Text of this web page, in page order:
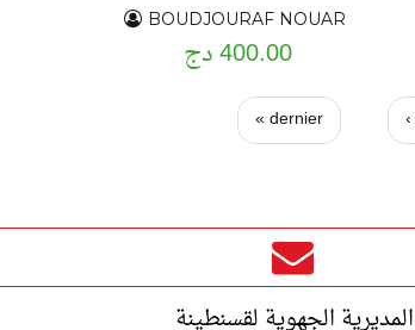
rachis thoraco-lombaire
BOUDJOURAF NOUAR
400.00 دج
dernier »
المديرية الجهوية لقسنطينة